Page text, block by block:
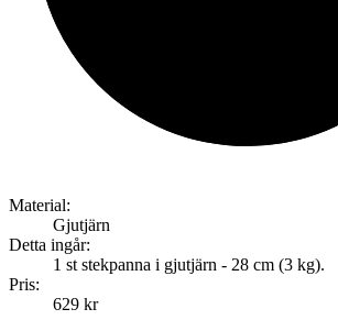
Material:
Gjutjärn
Detta ingår:
1 st stekpanna i gjutjärn - 28 cm (3 kg).
Pris:
629 kr